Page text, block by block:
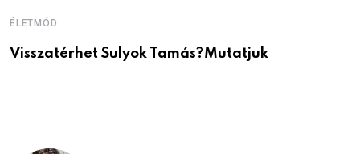
ÉLETMÓD
Visszatérhet Sulyok Tamás?Mutatjuk